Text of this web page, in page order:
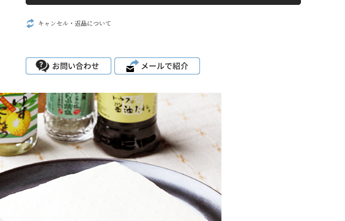
キャンセル・返品について